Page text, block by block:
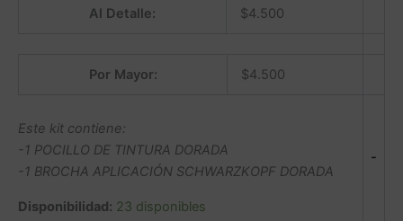
Al Detalle: $4.500
Por Mayor: $4.500
Este kit contiene:
-1 POCILLO DE TINTURA DORADA
-1 BROCHA APLICACIÓN SCHWARZKOPF DORADA
Disponibilidad: 23 disponibles
-